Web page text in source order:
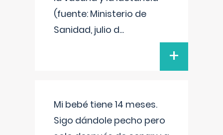
(fuente: Ministerio de
Sanidad, julio d...
+
Mi bebé tiene 14 meses.
Sigo dándole pecho pero